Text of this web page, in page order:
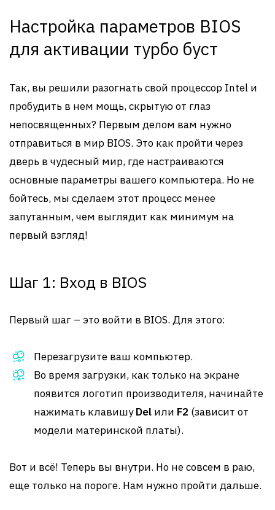
Настройка параметров BIOS
для активации турбо буст
Так, вы решили разогнать свой процессор Intel и
пробудить в нем мощь, скрытую от глаз
непосвященных? Первым делом вам нужно
отправиться в мир BIOS. Это как пройти через
дверь в чудесный мир, где настраиваются
основные параметры вашего компьютера. Но не
бойтесь, мы сделаем этот процесс менее
запутанным, чем выглядит как минимум на
первый взгляд!
Шаг 1: Вход в BIOS
Первый шаг – это войти в BIOS. Для этого:
Перезагрузите ваш компьютер.
Во время загрузки, как только на экране
появится логотип производителя, начинайте
нажимать клавишуDel или F2 (зависит от
модели материнской платы).
Вот и всё! Теперь вы внутри. Но не совсем в раю,
еще только на пороге. Нам нужно пройти дальше.